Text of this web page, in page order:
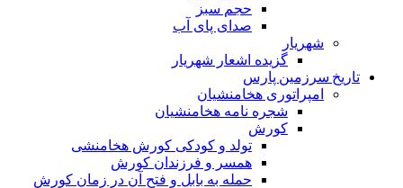
حجم سبز
صدای پای آب
شهریار
گزیده اشعار شهریار
تاریخ سرزمین پارس
امپراتوری هخامنشیان
شجره نامه هخامنشیان
کورش
تولد و کودکی کورش هخامنشی
همسر و فرزندان کورش
حمله به بابل و فتح آن در زمان کورش